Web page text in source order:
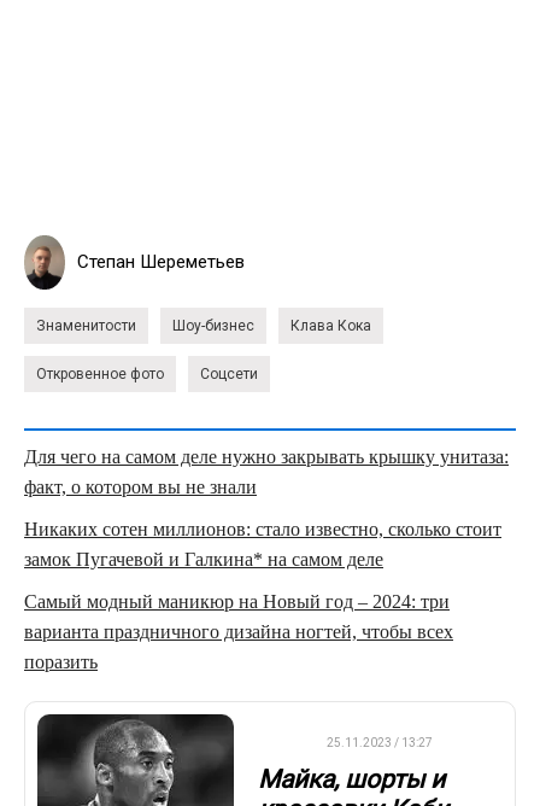
Степан Шереметьев
Знаменитости Шоу-бизнес Клава Кока
Откровенное фото Соцсети
Для чего на самом деле нужно закрывать крышку унитаза:
факт, о котором вы не знали
Никаких сотен миллионов: стало известно, сколько стоит
замок Пугачевой и Галкина* на самом деле
Самый модный маникюр на Новый год – 2024: три
варианта праздничного дизайна ногтей, чтобы всех
поразить
25.11.2023 / 13:27
Майка, шорты и